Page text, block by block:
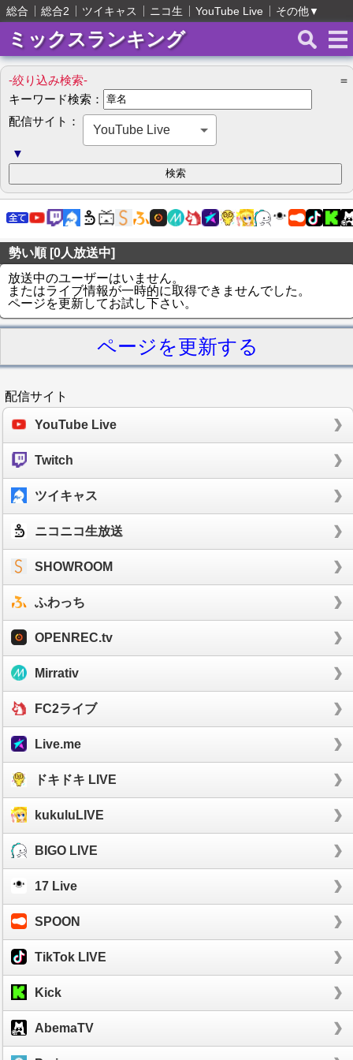
総合 総合2 ツイキャス ニコ生 YouTube Live その他▼
ミックスランキング
-絞り込み検索-
＝
キーワード検索：
配信サイト：
YouTube Live
▼
勢い順 [0人放送中]
放送中のユーザーはいません。
またはライブ情報が一時的に取得できませんでした。
ページを更新してお試し下さい。
ページを更新する
配信サイト
YouTube Live
Twitch
ツイキャス
ニコニコ生放送
SHOWROOM
ふわっち
OPENREC.tv
Mirrativ
FC2ライブ
Live.me
ドキドキ LIVE
kukuluLIVE
BIGO LIVE
17 Live
SPOON
TikTok LIVE
Kick
AbemaTV